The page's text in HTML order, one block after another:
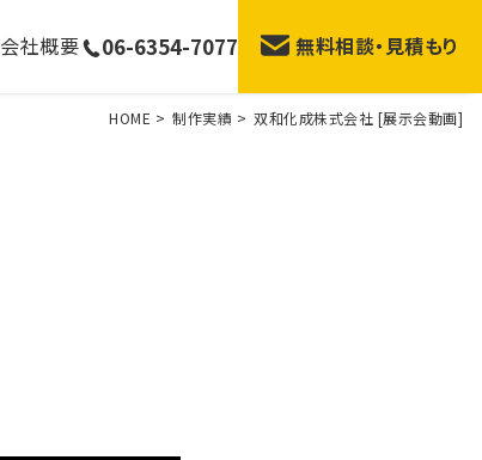
会社概要 06-6354-7077 無料相談・見積もり
HOME > 制作実績 > 双和化成株式会社 [展示会動画]